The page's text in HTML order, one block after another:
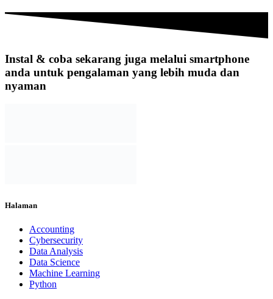
Instal & coba sekarang juga melalui smartphone
anda untuk pengalaman yang lebih muda dan
nyaman
Halaman
Accounting
Cybersecurity
Data Analysis
Data Science
Machine Learning
Python